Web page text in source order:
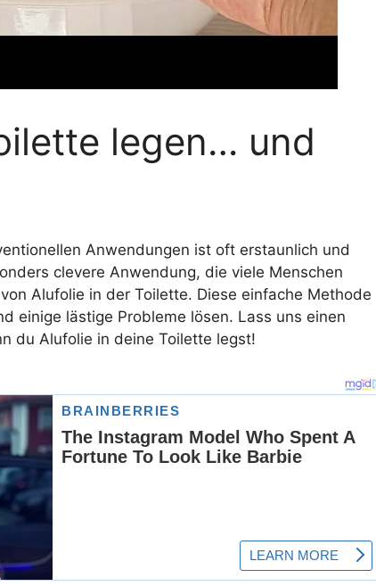
legen… und
Anwendungen ist oft erstaunlich und
clevere Anwendung, die viele Menschen
Alufolie in der Toilette. Diese einfache Methode
einige lästige Probleme lösen. Lass uns einen
du Alufolie in deine Toilette legst!